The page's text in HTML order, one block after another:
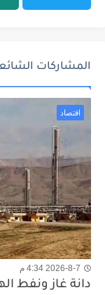
المشاركات
اقتصاد
2026-8-7 4:34 م
دانة غاز ونفط